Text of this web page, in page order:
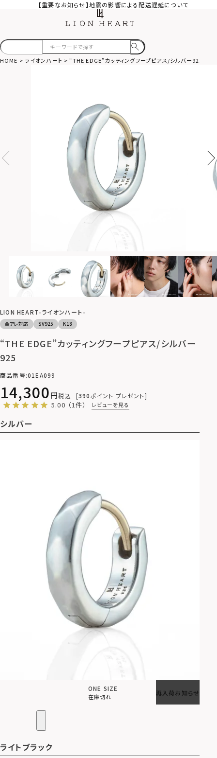
【重要なお知らせ】地震の影響による配送遅延について
HOME ライオンハート “THE EDGE”カッティングフープピアス/シルバー925
LION HEART-ライオンハート-
金アレ対応 SV925 K18
“THE EDGE”カッティングフープピアス/シルバー
925
商品番号 01EA099
14,300 税込 390ポイント プレゼント
5.00 （1件） レビューを見る
シルバー
ONE SIZE
在庫切れ
再入荷お知らせ
ライトブラック